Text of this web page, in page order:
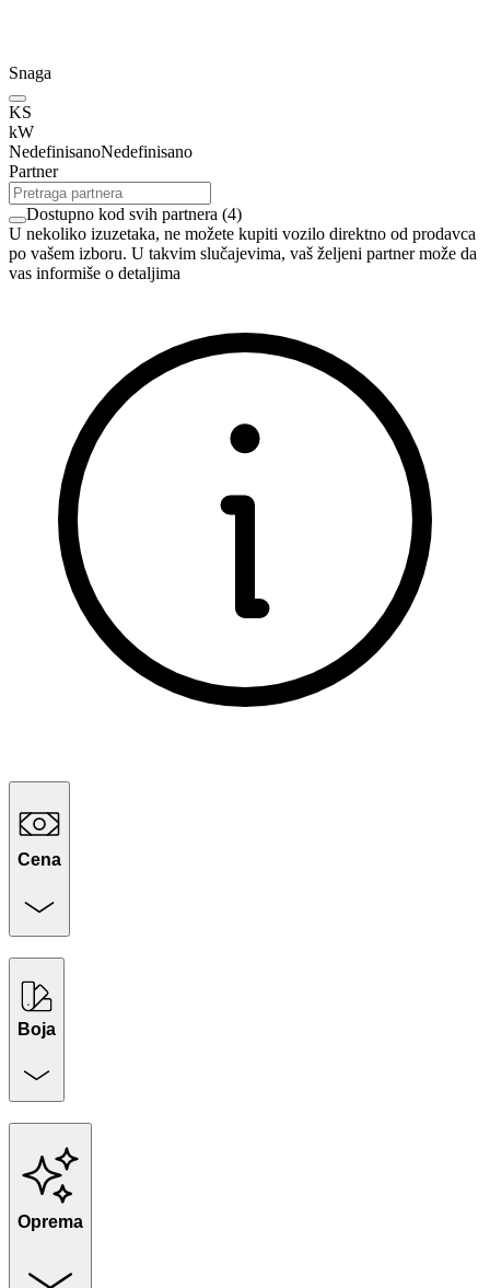
Snaga
KS
kW
NedefinisanoNedefinisano
Partner
Dostupno kod svih partnera (4)
U nekoliko izuzetaka, ne možete kupiti vozilo direktno od prodavca
po vašem izboru. U takvim slučajevima, vaš željeni partner može da
vas informiše o detaljima
Cena
Boja
Oprema